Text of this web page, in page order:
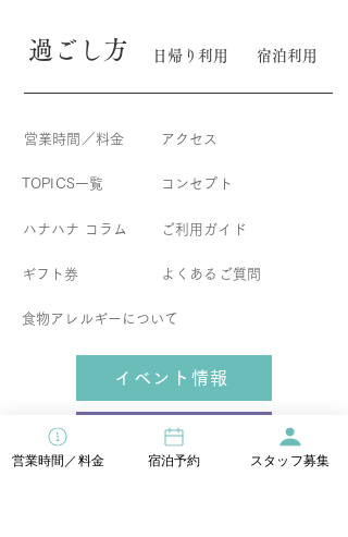
​過ごし方 日帰り利用 宿泊利用
​ご利用ガイド
​ハナハナ コラム
営業時間／料金
TOPICS一覧 コンセプト
ギフト券 よくあるご質問
食物アレルギーについて
アクセス
イベント情報
宿泊直前割引
営業時間／料金 宿泊予約 スタッフ募集